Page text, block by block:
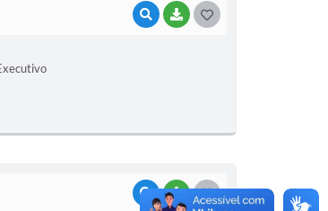
VISUALIZAR
BAIXAR
VISUALIZAR